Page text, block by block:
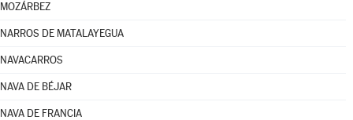
MOZÁRBEZ
NARROS DE MATALAYEGUA
NAVACARROS
NAVA DE BÉJAR
NAVA DE FRANCIA